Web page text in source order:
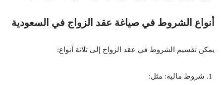
أنواع الشروط في صياغة عقد الزواج في السعودية
يمكن تقسيم الشروط في عقد الزواج إلى ثلاثة أنواع:
شروط مالية: مثل: